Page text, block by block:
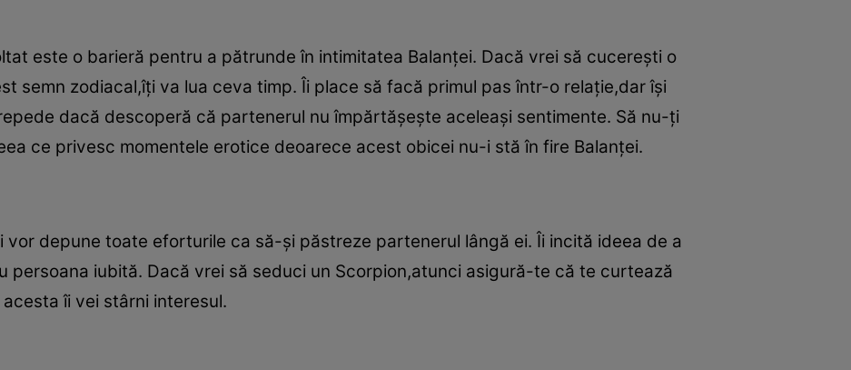
este o barieră pentru a pătrunde în intimitatea Balanţei. Dacă vrei să cucereşti o
semn zodiacal,îţi va lua ceva timp. Îi place să facă primul pas într-o relaţie,dar îşi
dacă descoperă că partenerul nu împărtăşeşte aceleaşi sentimente. Să nu-ţi
ce privesc momentele erotice deoarece acest obicei nu-i stă în fire Balanţei.
vor depune toate eforturile ca să-şi păstreze partenerul lângă ei. Îi incită ideea de a
persoana iubită. Dacă vrei să seduci un Scorpion,atunci asigură-te că te curtează
îi vei stârni interesul.